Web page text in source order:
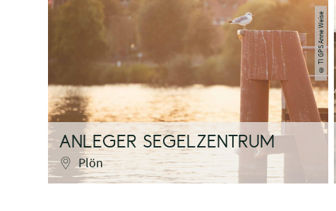
ANLEGER SEGELZENTRUM
Plön
©
TI GPS Anne Weise